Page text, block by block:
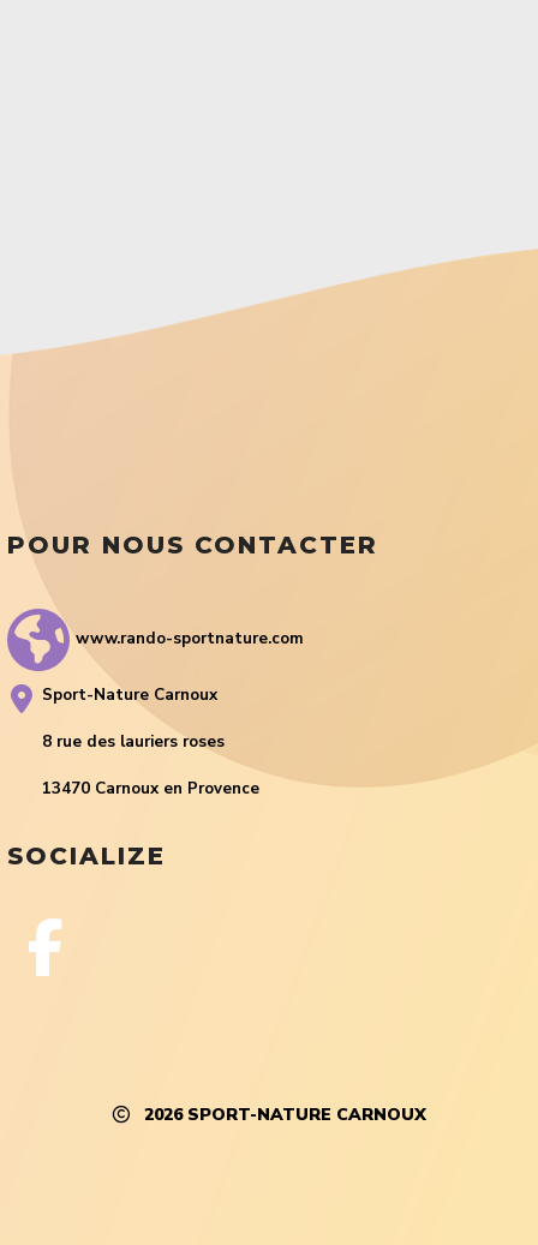
POUR NOUS CONTACTER
www.rando-sportnature.com
Sport-Nature Carnoux
8 rue des lauriers roses
13470 Carnoux en Provence
SOCIALIZE
2026 SPORT-NATURE CARNOUX